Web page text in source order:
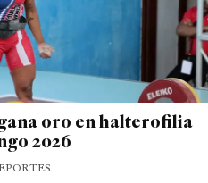
oro en halterofilia
2026